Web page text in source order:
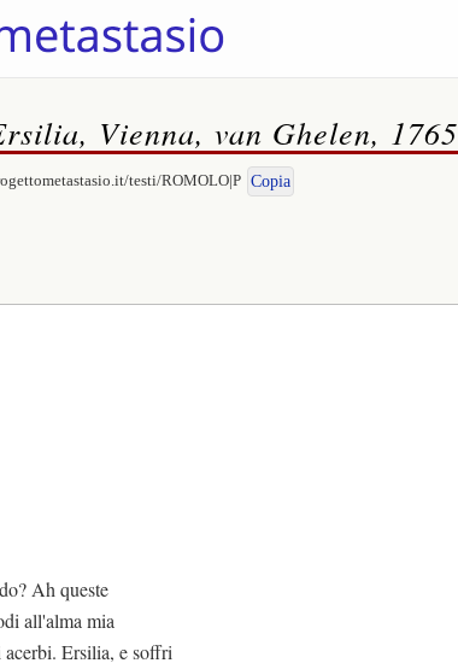
Vienna, van Ghelen, 1765
testi/ROMOLO|P Copia
Ah queste
all'alma mia
Ersilia, e soffri